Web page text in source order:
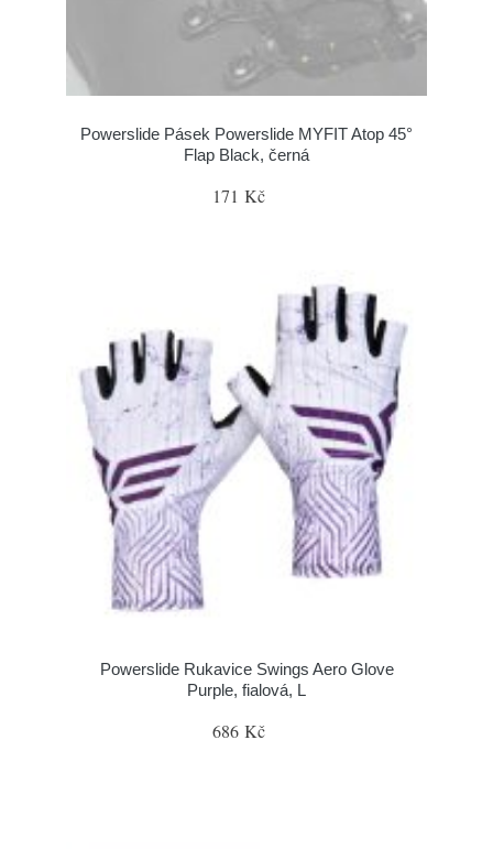
Powerslide Pásek Powerslide MYFIT Atop 45°
Flap Black, černá
171 Kč
Powerslide Rukavice Swings Aero Glove
Purple, fialová, L
686 Kč